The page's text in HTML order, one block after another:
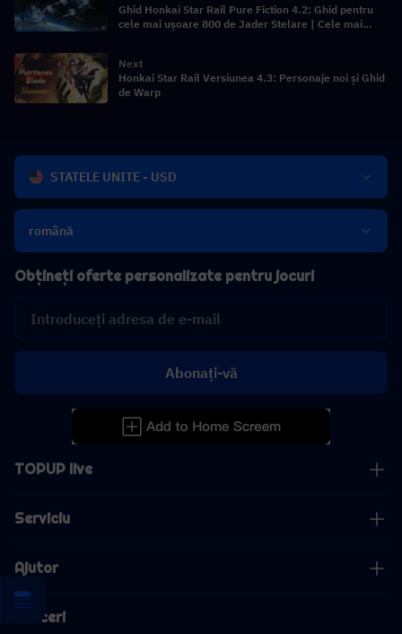
Ghid Honkai Star Rail Pure Fiction 4.2: Ghid pentru
cele mai ușoare 800 de Jader Stelare | Cele mai
Next
Honkai Star Rail Versiunea 4.3: Personaje noi și Ghid
de Warp
STATELE UNITE - USD
română
TOPUP live
Serviciu
Ajutor
Afaceri
Obțineți oferte personalizate pentru jocuri
Abonați-vă